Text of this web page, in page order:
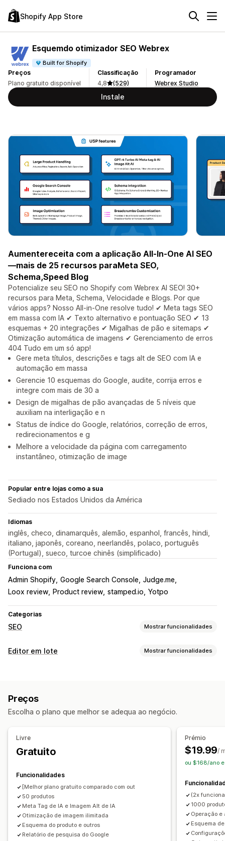
Shopify App Store
Esquemdo otimizador SEO Webrex
Built for Shopify
Preços
Plano gratuito disponível
Classificação
4,8
(529)
Programador
Webrex Studio
Instale
Aumentereceita com a aplicação All-In-One AI SEO
—mais de 25 recursos paraMeta SEO,
Schema,Speed Blog
Potencialize seu SEO no Shopify com Webrex AI SEO! 30+
recursos para Meta, Schema, Velocidade e Blogs. Por que
vários apps? Nosso All-in-One resolve tudo! ✔ Meta tags SEO
em massa com IA ✔ Texto alternativo e pontuação SEO ✔ 13
esquemas + 20 integrações ✔ Migalhas de pão e sitemaps ✔
Otimização automática de imagens ✔ Gerenciamento de erros
404 Tudo em um só app!
Gere meta títulos, descrições e tags alt de SEO com IA e
automação em massa
Gerencie 10 esquemas do Google, audite, corrija erros e
integre com mais de 30 a
Design de migalhas de pão avançadas de 5 níveis que
auxiliam na interligação e n
Status de índice do Google, relatórios, correção de erros,
redirecionamentos e g
Melhore a velocidade da página com carregamento
instantâneo, otimização de image
Popular entre lojas como a sua
Sediado nos Estados Unidos da América
Idiomas
inglês, checo, dinamarquês, alemão, espanhol, francês, hindi,
italiano, japonês, coreano, neerlandês, polaco, português
(Portugal), sueco, turcoe chinês (simplificado)
Funciona com
Admin Shopify Google Search Console Judge.me
Loox review
Product review stamped.io Yotpo
Categorias
SEO Mostrar funcionalidades
Ferramentas de SEO
Ligações de retrocesso
Trilhos Mapas do site Indexação de páginas Meta tags
Geração por IA
Otimização de imagem
Otimização de metadados
Monitorização do desempenho
Pontuação SEO Auditorias Relatórios
Informações e dicas
Análise de palavras-chave
Análise da velocidade
Análise das ligações
Editor em lote Mostrar funcionalidades
Ações
Preços
Escolha o plano que melhor se adequa ao negócio.
Livre
Gratuito
Funcionalidades
[Melhor plano gratuito comparado com out
50 produtos
Meta Tag de IA e Imagem Alt de IA
Otimização de imagem ilimitada
Esquema do produto e outros
Relatório de pesquisa do Google
Prémio
$19.99/
ou $168/ano
(2x
1000
Operação e
Esquema